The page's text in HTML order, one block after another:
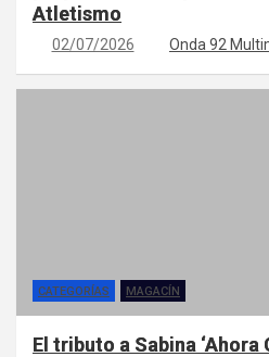
Atletismo
02/07/2026 Onda 92
CATEGORÍAS MAGACÍN
El tributo a Sabina ‘Ahora